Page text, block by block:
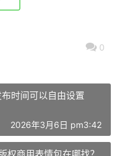
0
时间可以自由设置
2026年3月6日 pm3:42
权商用表情包在哪找？